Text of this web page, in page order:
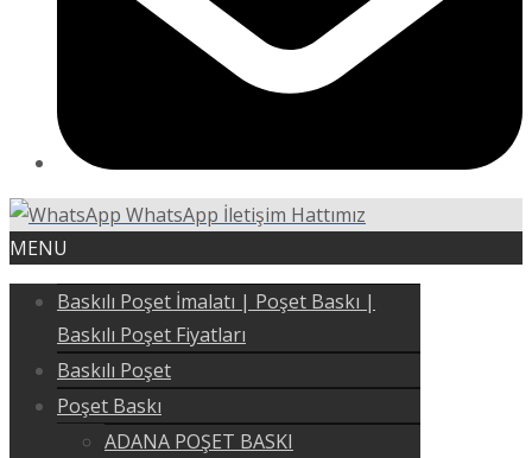
WhatsApp İletişim Hattımız
MENU
Baskılı Poşet İmalatı | Poşet Baskı |
Baskılı Poşet Fiyatları
Baskılı Poşet
Poşet Baskı
ADANA POŞET BASKI